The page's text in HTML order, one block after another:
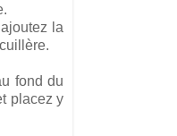
la
fond du
placez y